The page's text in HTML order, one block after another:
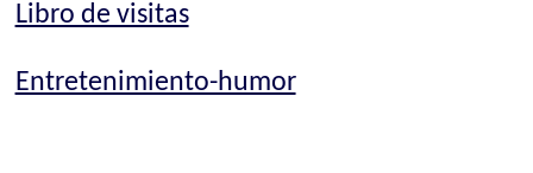
Libro de visitas
Entretenimiento-humor